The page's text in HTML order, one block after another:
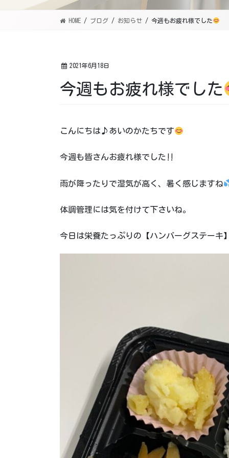
HOME ブログ お知らせ 今週もお疲れ様でした
2021年6月18日
今週もお疲れ様でした
こんにちは♪あいのかたちです
今週も皆さんお疲れ様でした‼
雨が降ったりで湿気が高く、暑く感じますね
体調管理には気を付けて下さいね。
今日は栄養たっぷりの【ハンバーグステーキ